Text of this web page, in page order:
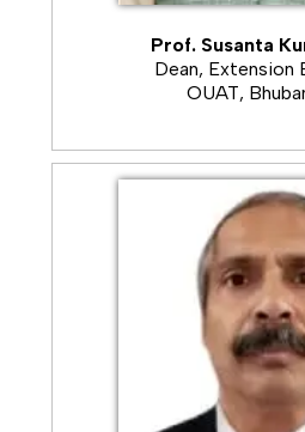
under Centre of
conducted at KVK campus
The live
Infrastructure (DPI) for Al
17.02.2026 at KVK,
The 21st
Committee meeting of KVK
conducted at KVK campus
Celebration of
and awareness creation
RAM G Bill, 2025 at KVK,
Prof. Susanta
Dean, Extension
OUAT,